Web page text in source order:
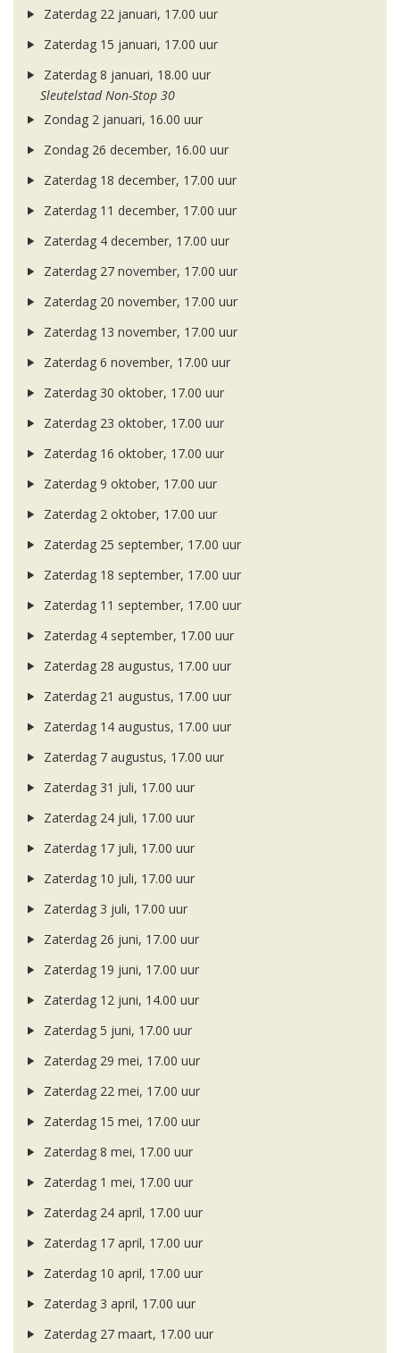
Zaterdag 22 januari, 17.00 uur
Zaterdag 15 januari, 17.00 uur
Zaterdag 8 januari, 18.00 uur
Sleutelstad Non-Stop 30
Zondag 2 januari, 16.00 uur
Zondag 26 december, 16.00 uur
Zaterdag 18 december, 17.00 uur
Zaterdag 11 december, 17.00 uur
Zaterdag 4 december, 17.00 uur
Zaterdag 27 november, 17.00 uur
Zaterdag 20 november, 17.00 uur
Zaterdag 13 november, 17.00 uur
Zaterdag 6 november, 17.00 uur
Zaterdag 30 oktober, 17.00 uur
Zaterdag 23 oktober, 17.00 uur
Zaterdag 16 oktober, 17.00 uur
Zaterdag 9 oktober, 17.00 uur
Zaterdag 2 oktober, 17.00 uur
Zaterdag 25 september, 17.00 uur
Zaterdag 18 september, 17.00 uur
Zaterdag 11 september, 17.00 uur
Zaterdag 4 september, 17.00 uur
Zaterdag 28 augustus, 17.00 uur
Zaterdag 21 augustus, 17.00 uur
Zaterdag 14 augustus, 17.00 uur
Zaterdag 7 augustus, 17.00 uur
Zaterdag 31 juli, 17.00 uur
Zaterdag 24 juli, 17.00 uur
Zaterdag 17 juli, 17.00 uur
Zaterdag 10 juli, 17.00 uur
Zaterdag 3 juli, 17.00 uur
Zaterdag 26 juni, 17.00 uur
Zaterdag 19 juni, 17.00 uur
Zaterdag 12 juni, 14.00 uur
Zaterdag 5 juni, 17.00 uur
Zaterdag 29 mei, 17.00 uur
Zaterdag 22 mei, 17.00 uur
Zaterdag 15 mei, 17.00 uur
Zaterdag 8 mei, 17.00 uur
Zaterdag 1 mei, 17.00 uur
Zaterdag 24 april, 17.00 uur
Zaterdag 17 april, 17.00 uur
Zaterdag 10 april, 17.00 uur
Zaterdag 3 april, 17.00 uur
Zaterdag 27 maart, 17.00 uur